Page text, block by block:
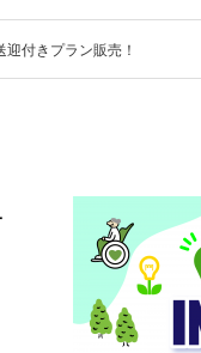
付きプラン販売！